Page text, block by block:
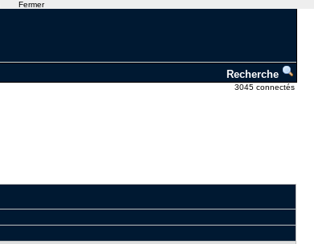
Recherche
3045 connectés
Fermer